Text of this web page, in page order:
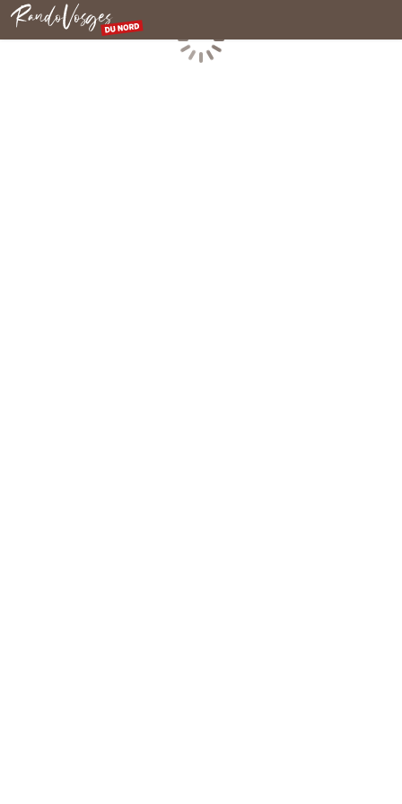
Rando Vosges du Nord
Chargement